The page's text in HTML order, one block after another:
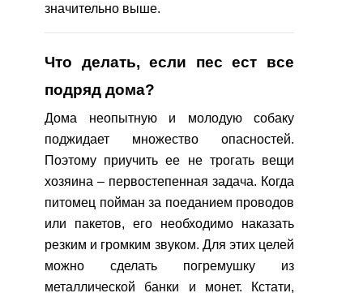
значительно выше.
Что делать, если пес ест все
подряд дома?
Дома неопытную и молодую собаку
поджидает множество опасностей.
Поэтому приучить ее не трогать вещи
хозяина – первостепенная задача. Когда
питомец пойман за поеданием проводов
или пакетов, его необходимо наказать
резким и громким звуком. Для этих целей
можно сделать погремушку из
металлической банки и монет. Кстати,